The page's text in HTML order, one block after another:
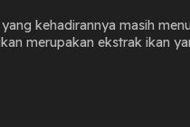
kehadirannya masih